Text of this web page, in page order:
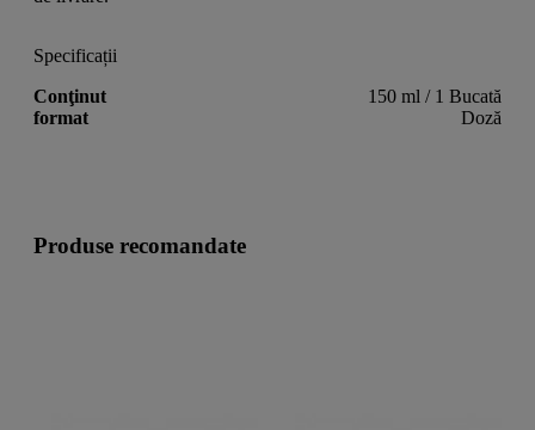
Specificații
Conţinut
150 ml / 1 Bucată
format
Doză
Produse recomandate